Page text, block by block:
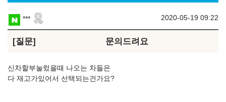
*** 2020-05-19 09:22
질문 문의드려요
신차할부눌렀을때 나오는 차들은
다 재고가있어서 선택되는건가요?